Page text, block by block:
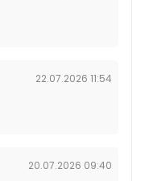
22.07.2026 11:54
20.07.2026 09:40